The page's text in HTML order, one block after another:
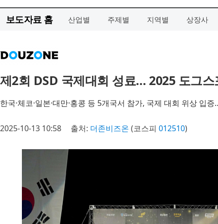
보도자료 홈 산업별 주제별 지역별 상장사
제2회 DSD 국제대회 성료… 2025 도그
한국·체코·일본·대만·홍콩 등 5개국서 참가, 국제 대회 위상 입
2025-10-13 10:58 출처: 더존비즈온 (코스피 012510)